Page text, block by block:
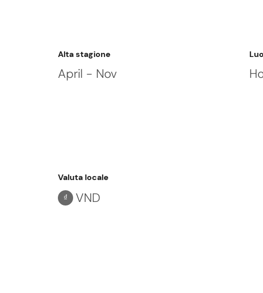
Alta stagione
April - Nov
Valuta locale
₫
VND